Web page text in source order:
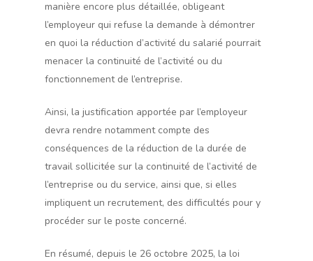
manière encore plus détaillée, obligeant
l’employeur qui refuse la demande à démontrer
en quoi la réduction d’activité du salarié pourrait
menacer la continuité de l’activité ou du
fonctionnement de l’entreprise.
Ainsi, la justification apportée par l’employeur
devra rendre notamment compte des
conséquences de la réduction de la durée de
travail sollicitée sur la continuité de l’activité de
l’entreprise ou du service, ainsi que, si elles
impliquent un recrutement, des difficultés pour y
procéder sur le poste concerné.
En résumé, depuis le 26 octobre 2025, la loi